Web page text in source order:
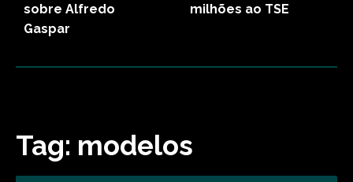
sobre Alfredo
Gaspar
milhões ao TSE
Tag: modelos